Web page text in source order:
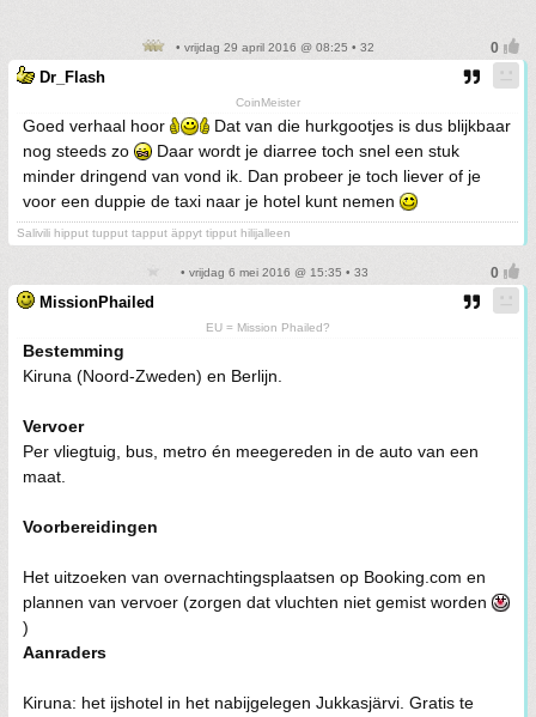
• vrijdag 29 april 2016 @ 08:25 • 32
Dr_Flash
CoinMeister
Goed verhaal hoor
Dat van die hurkgootjes is dus blijkbaar
nog steeds zo
Daar wordt je diarree toch snel een stuk
minder dringend van vond ik. Dan probeer je toch liever of je
voor een duppie de taxi naar je hotel kunt nemen
Salivili hipput tupput tapput äppyt tipput hilijalleen
• vrijdag 6 mei 2016 @ 15:35 • 33
MissionPhailed
EU = Mission Phailed?
Bestemming
Kiruna (Noord-Zweden) en Berlijn.
Vervoer
Per vliegtuig, bus, metro én meegereden in de auto van een
maat.
Voorbereidingen
Het uitzoeken van overnachtingsplaatsen op Booking.com en
plannen van vervoer (zorgen dat vluchten niet gemist worden
)
Aanraders
Kiruna: het ijshotel in het nabijgelegen Jukkasjärvi. Gratis te